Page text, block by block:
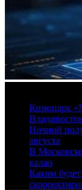
Кинопарк
Ночной
августа
В
калао
Каким